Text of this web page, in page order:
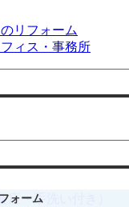
リフォーム
ィス・事務所
ォーム